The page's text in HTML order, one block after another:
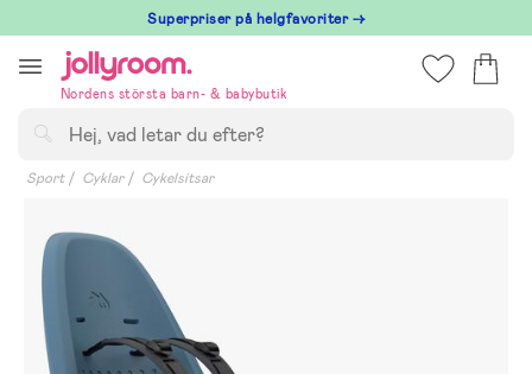
till
innehållet
Superpriser på helgfavoriter →
Nordens största barn- & babybutik
Sport Cyklar Cykelsitsar